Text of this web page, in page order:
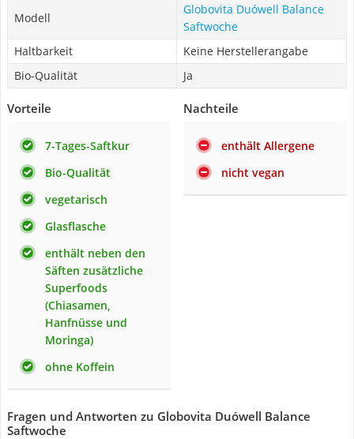
Modell
Globovita Duówell Balance
Saftwoche
Haltbarkeit
Keine Herstellerangabe
Bio-Qualität
Ja
Vorteile
7-Tages-Saftkur
Bio-Qualität
vegetarisch
Glasflasche
enthält neben den
Säften zusätzliche
Superfoods
(Chiasamen,
Hanfnüsse und
Moringa)
ohne Koffein
Nachteile
enthält Allergene
nicht vegan
Fragen und Antworten zu Globovita Duówell Balance
Saftwoche